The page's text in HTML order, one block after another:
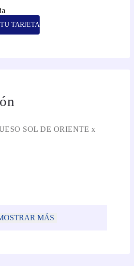
TARJETA
SOL DE ORIENTE x
MÁS